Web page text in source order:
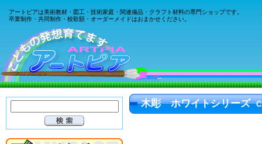
アートピアは美術教材・図工・技術家庭・関連備品・クラフト材料の専門ショップです。
卒業制作・共同制作・校歌額・オーダーメイドはおまかせください。
木彫 ホワイトシリーズ